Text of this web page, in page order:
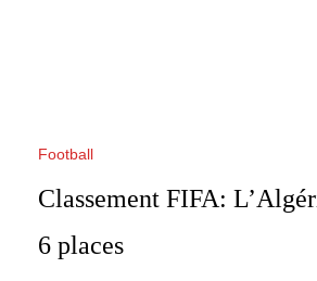
Football
Classement FIFA:
6 places